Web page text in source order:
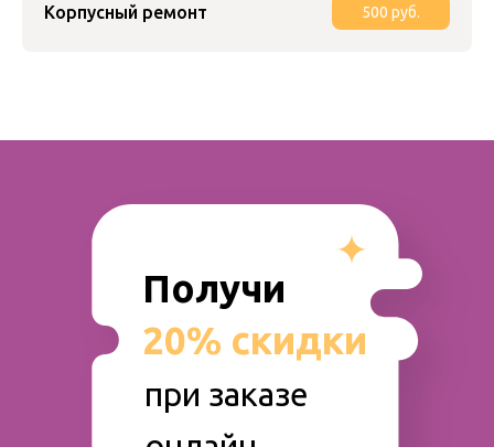
Корпусный ремонт 500 руб.
Получи
20% скидки
при заказе